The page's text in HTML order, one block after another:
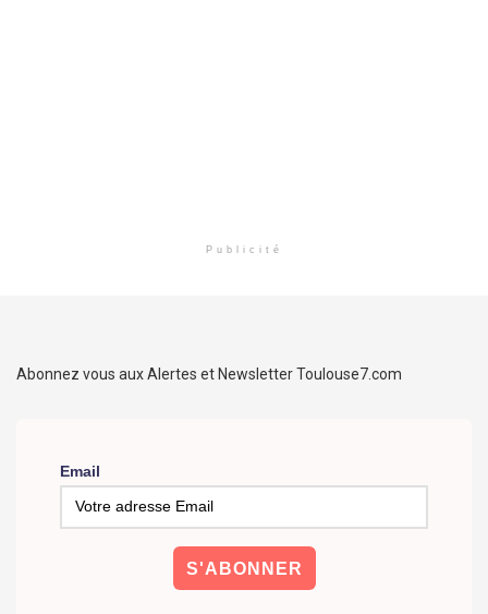
Publicité
Abonnez vous aux Alertes et Newsletter Toulouse7.com
Email